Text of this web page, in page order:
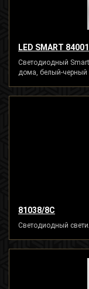
LED SMART 84001
Светодиодный Smart
дома, белый-черный
81038/8C
Светодиодный